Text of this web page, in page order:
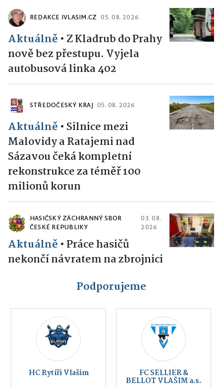
REDAKCE IVLASIM.CZ 05. 08. 2026
Aktuálně • Z Kladrub do Prahy
nově bez přestupu. Vyjela
autobusová linka 402
STŘEDOČESKÝ KRAJ 05. 08. 2026
Aktuálně • Silnice mezi
Malovidy a Ratajemi nad
Sázavou čeká kompletní
rekonstrukce za téměř 100
milionů korun
HASIČSKÝ ZÁCHRANNÝ SBOR
ČESKÉ REPUBLIKY
03. 08.
2026
Aktuálně • Práce hasičů
nekončí návratem na zbrojnici
Podporujeme
HC Rytíři Vlašim FC SELLIER &
BELLOT VLAŠIM a.s.